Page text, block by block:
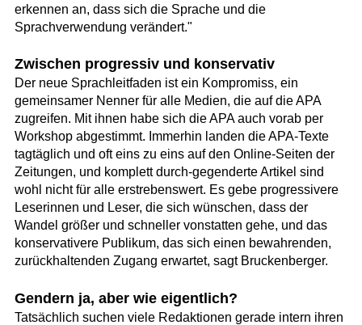
erkennen an, dass sich die Sprache und die
Sprachverwendung verändert."
Zwischen progressiv und konservativ
Der neue Sprachleitfaden ist ein Kompromiss, ein
gemeinsamer Nenner für alle Medien, die auf die APA
zugreifen. Mit ihnen habe sich die APA auch vorab per
Workshop abgestimmt. Immerhin landen die APA-Texte
tagtäglich und oft eins zu eins auf den Online-Seiten der
Zeitungen, und komplett durch-gegenderte Artikel sind
wohl nicht für alle erstrebenswert. Es gebe progressivere
Leserinnen und Leser, die sich wünschen, dass der
Wandel größer und schneller vonstatten gehe, und das
konservativere Publikum, das sich einen bewahrenden,
zurückhaltenden Zugang erwartet, sagt Bruckenberger.
Gendern ja, aber wie eigentlich?
Tatsächlich suchen viele Redaktionen gerade intern ihren